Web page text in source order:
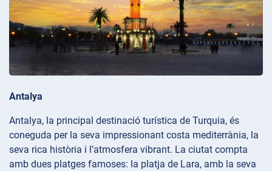
Antalya
Antalya, la principal destinació turística de Turquia, és
coneguda per la seva impressionant costa mediterrània, la
seva rica història i l’atmosfera vibrant. La ciutat compta
amb dues platges famoses: la platja de Lara, amb la seva